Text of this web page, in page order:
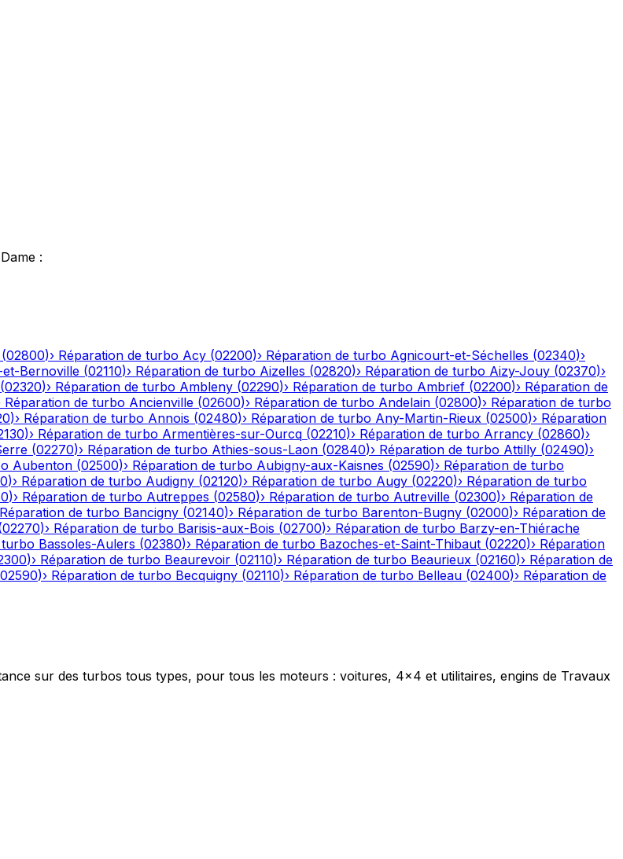
:
(02800)› Réparation de turbo Acy (02200)› Réparation de turbo Agnicourt-et-Séchelles (02340)›
Bernoville (02110)› Réparation de turbo Aizelles (02820)› Réparation de turbo Aizy-Jouy (02370)›
(02320)› Réparation de turbo Ambleny (02290)› Réparation de turbo Ambrief (02200)› Réparation de
Réparation de turbo Ancienville (02600)› Réparation de turbo Andelain (02800)› Réparation de turbo
)› Réparation de turbo Annois (02480)› Réparation de turbo Any-Martin-Rieux (02500)› Réparation
)› Réparation de turbo Armentières-sur-Ourcq (02210)› Réparation de turbo Arrancy (02860)›
(02270)› Réparation de turbo Athies-sous-Laon (02840)› Réparation de turbo Attilly (02490)›
Aubenton (02500)› Réparation de turbo Aubigny-aux-Kaisnes (02590)› Réparation de turbo
)› Réparation de turbo Audigny (02120)› Réparation de turbo Augy (02220)› Réparation de turbo
)› Réparation de turbo Autreppes (02580)› Réparation de turbo Autreville (02300)› Réparation de
Réparation de turbo Bancigny (02140)› Réparation de turbo Barenton-Bugny (02000)› Réparation de
02270)› Réparation de turbo Barisis-aux-Bois (02700)› Réparation de turbo Barzy-en-Thiérache
turbo Bassoles-Aulers (02380)› Réparation de turbo Bazoches-et-Saint-Thibaut (02220)› Réparation
)› Réparation de turbo Beaurevoir (02110)› Réparation de turbo Beaurieux (02160)› Réparation de
02590)› Réparation de turbo Becquigny (02110)› Réparation de turbo Belleau (02400)› Réparation de
sur des turbos tous types, pour tous les moteurs : voitures, 4x4 et utilitaires, engins de Travaux